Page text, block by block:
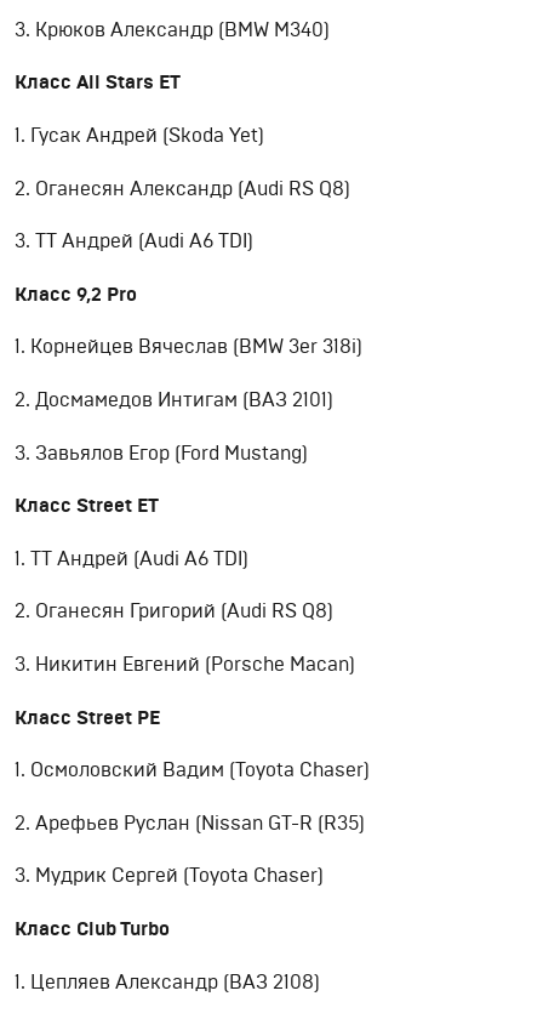
3. Крюков Александр (BMW M340)
Класс All Stars ET
1. Гусак Андрей (Skoda Yet)
2. Оганесян Александр (Audi RS Q8)
3. ТТ Андрей (Audi A6 TDI)
Класс 9,2 Pro
1. Корнейцев Вячеслав (BMW 3er 318i)
2. Досмамедов Интигам (ВАЗ 2101)
3. Завьялов Егор (Ford Mustang)
Класс Street ET
1. ТТ Андрей (Audi A6 TDI)
2. Оганесян Григорий (Audi RS Q8)
3. Никитин Евгений (Porsche Macan)
Класс Street PE
1. Осмоловский Вадим (Toyota Chaser)
2. Арефьев Руслан (Nissan GT-R (R35)
3. Мудрик Сергей (Toyota Chaser)
Класс Club Turbo
1. Цепляев Александр (ВАЗ 2108)